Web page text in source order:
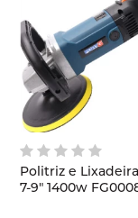
Politriz e
7-9" 1400w